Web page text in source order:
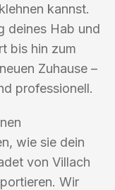
kannst.
deines Hab und
bis hin zum
Zuhause –
professionell.
wie sie dein
von Villach
Wir